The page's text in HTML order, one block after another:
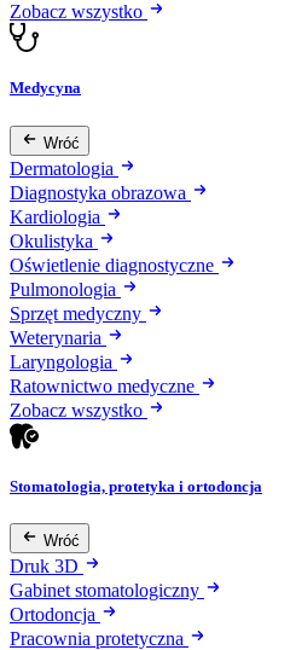
Zobacz wszystko
Medycyna
Wróć
Dermatologia
Diagnostyka obrazowa
Kardiologia
Okulistyka
Oświetlenie diagnostyczne
Pulmonologia
Sprzęt medyczny
Weterynaria
Laryngologia
Ratownictwo medyczne
Zobacz wszystko
Stomatologia, protetyka i ortodoncja
Wróć
Druk 3D
Gabinet stomatologiczny
Ortodoncja
Pracownia protetyczna